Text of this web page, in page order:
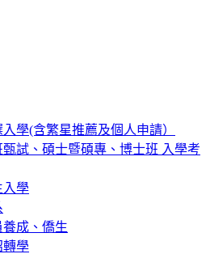
學(含繁星推薦及個人申請）
試、碩士暨碩專、博士班 入學考
入學
成、僑生
轉學